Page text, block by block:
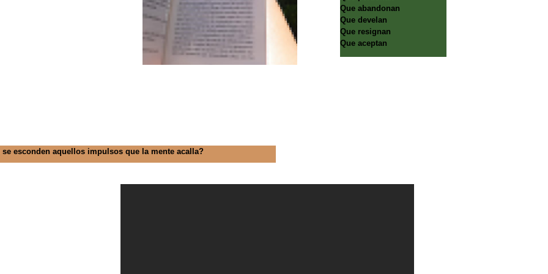
Que abandonan
Que develan
Que resignan
Que aceptan
esconden aquellos impulsos que la mente acalla?